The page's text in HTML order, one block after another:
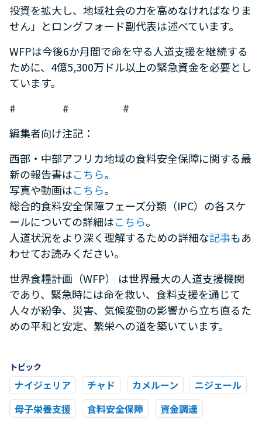
投資を拡大し、地域社会の力を高めなければなりま
せん」とロングフォード副代表は述べています。
WFPは今後6か月間で命を守る人道支援を継続する
ために、4億5,300万ドル以上の緊急資金を必要とし
ています。
# # #
編集者向け注記：
西部・中部アフリカ地域の食料安全保障に関する最
新の報告書はこちら。
写真や動画はこちら。
総合的食料安全保障フェーズ分類（IPC）の各スケ
ールについての詳細はこちら。
人道状況をより深く理解するための詳細な記事もあ
わせてお読みください。
世界食糧計画（WFP） は世界最大の人道支援機関
であり、緊急時には命を救い、食料支援を通じて
人々が紛争、災害、気候変動の影響から立ち直るた
めの平和と安定、繁栄への道を築いています。
トピック
ナイジェリア チャド カメルーン
ニジェール
母子栄養支援
食料安全保障 資金調達